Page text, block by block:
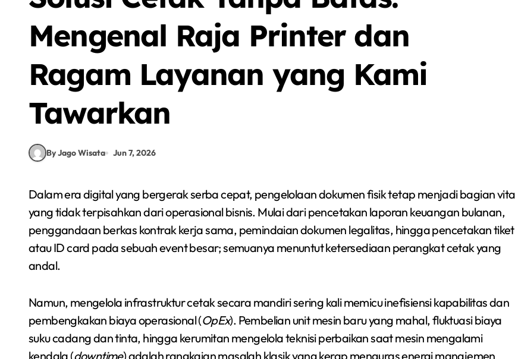
Mengenal Raja Printer dan
Ragam Layanan yang Kami
Tawarkan
By Jago Wisata Jun 7, 2026
Dalam era digital yang bergerak serba cepat, pengelolaan dokumen fisik tetap menjadi bagian vital
yang tidak terpisahkan dari operasional bisnis. Mulai dari pencetakan laporan keuangan bulanan,
penggandaan berkas kontrak kerja sama, pemindaian dokumen legalitas, hingga pencetakan tiket
atau ID card pada sebuah event besar; semuanya menuntut ketersediaan perangkat cetak yang
andal.
Namun, mengelola infrastruktur cetak secara mandiri sering kali memicu inefisiensi kapabilitas dan
pembengkakan biaya operasional (OpEx). Pembelian unit mesin baru yang mahal, fluktuasi biaya
suku cadang dan tinta, hingga kerumitan mengelola teknisi perbaikan saat mesin mengalami
kendala (downtime) adalah rangkaian masalah klasik yang kerap menguras energi manajemen